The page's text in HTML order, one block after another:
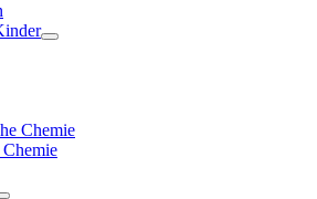
Chemie